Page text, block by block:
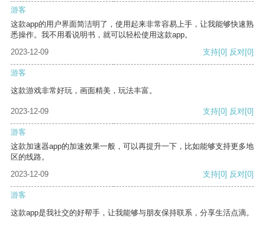
游客
这款app的用户界面简洁明了，使用起来非常容易上手，让我能够快速熟
悉操作。我不用看说明书，就可以轻松使用这款app。
2023-12-09
支持[0] 反对[0]
游客
这款游戏非常好玩，画面精美，玩法丰富。
2023-12-09 支持[0] 反对[0]
游客
这款加速器app的加速效果一般，可以再提升一下，比如能够支持更多地
区的线路。
2023-12-09
支持[0] 反对[0]
游客
这款app是我社交的好帮手，让我能够与朋友保持联系，分享生活点滴。